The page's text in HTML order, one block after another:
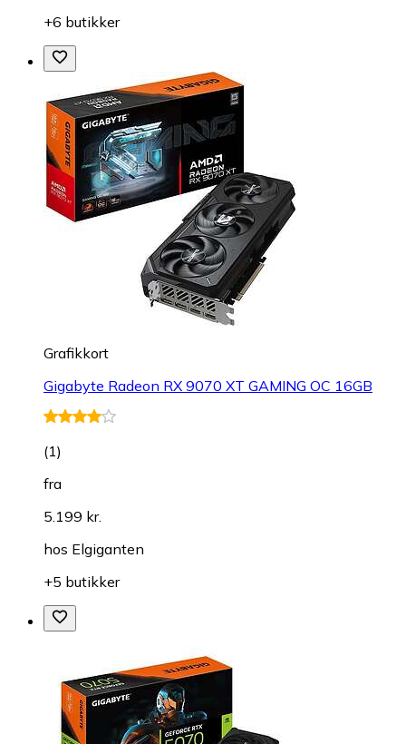
+6 butikker
Grafikkort
Gigabyte Radeon RX 9070 XT GAMING OC 16GB
(1)
fra
5.199 kr.
hos Elgiganten
+5 butikker